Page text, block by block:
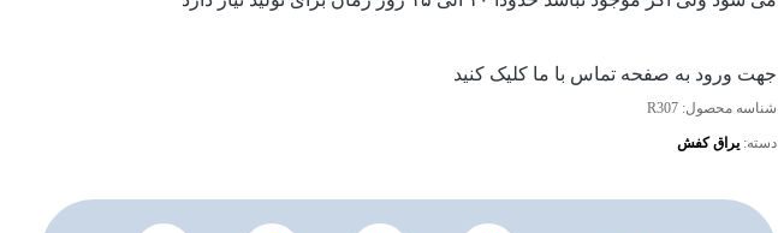
جهت ورود به صفحه تماس با ما کلیک کنید
شناسه محصول: R307
دسته: یراق کفش